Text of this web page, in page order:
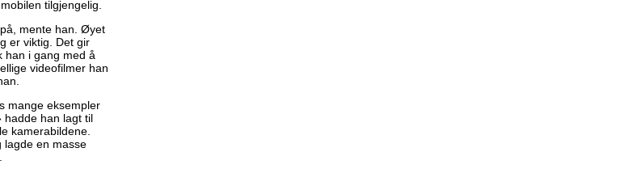
tilgjengelig.
mente han. Øyet
er viktig. Det gir
han i gang med å
videofilmer han
mange eksempler
hadde han lagt til
kamerabildene.
lagde en masse